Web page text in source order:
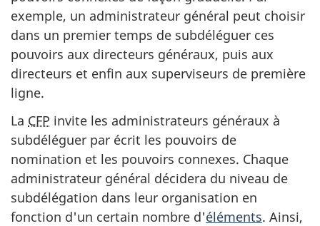
exemple, un administrateur général peut choisir
dans un premier temps de subdéléguer ces
pouvoirs aux directeurs généraux, puis aux
directeurs et enfin aux superviseurs de première
ligne.
La CFP invite les administrateurs généraux à
subdéléguer par écrit les pouvoirs de
nomination et les pouvoirs connexes. Chaque
administrateur général décidera du niveau de
subdélégation dans leur organisation en
fonction d'un certain nombre d'éléments. Ainsi,